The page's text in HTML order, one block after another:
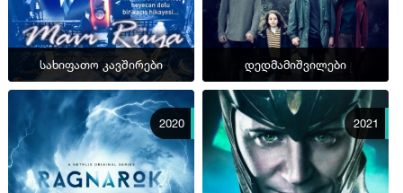
სახიფათო კავშირები დედმამიშვილები
2020 2021